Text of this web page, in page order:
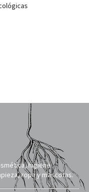
higiene
ropa y mascotas.